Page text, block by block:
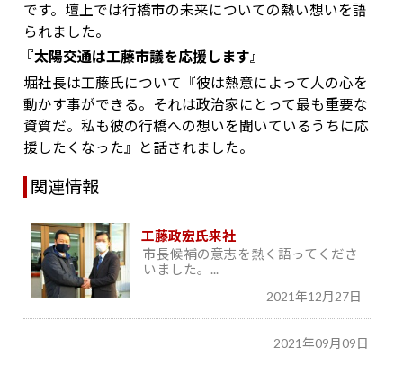
です。壇上では行橋市の未来についての熱い想いを語
られました。
『太陽交通は工藤市議を応援します』
堀社長は工藤氏について『彼は熱意によって人の心を
動かす事ができる。それは政治家にとって最も重要な
資質だ。私も彼の行橋への想いを聞いているうちに応
援したくなった』と話されました。
関連情報
工藤政宏氏来社
市長候補の意志を熱く語ってくださ
いました。...
2021年12月27日
2021年09月09日